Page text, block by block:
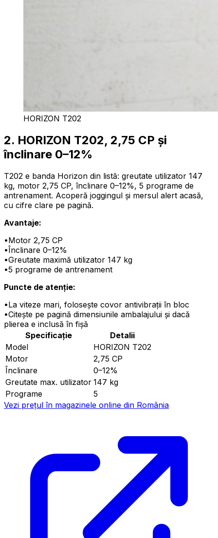
HORIZON T202
2. HORIZON T202, 2,75 CP și
înclinare 0–12%
T202 e banda Horizon din listă: greutate utilizator 147
kg, motor 2,75 CP, înclinare 0–12%, 5 programe de
antrenament. Acoperă joggingul și mersul alert acasă,
cu cifre clare pe pagină.
Avantaje:
•Motor 2,75 CP
•Înclinare 0–12%
•Greutate maximă utilizator 147 kg
•5 programe de antrenament
Puncte de atenție:
•La viteze mari, folosește covor antivibrații în bloc
•Citește pe pagină dimensiunile ambalajului și dacă
plierea e inclusă în fișă
Specificație
Detalii
Model
HORIZON T202
Motor
2,75 CP
Înclinare
0–12%
Greutate max. utilizator 147 kg
Programe
5
Vezi prețul în magazinele online din România